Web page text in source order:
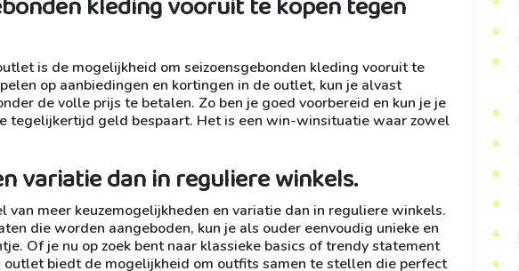
is de mogelijkheid om seizoensgebonden kleding vooruit te
op aanbiedingen en kortingen in de outlet, kun je alvast
de volle prijs te betalen. Zo ben je goed voorbereid en kun je je
tegelijkertijd geld bespaart. Het is een win-winsituatie waar zowel
variatie dan in reguliere winkels.
van meer keuzemogelijkheden en variatie dan in reguliere winkels.
die worden aangeboden, kun je als ouder eenvoudig unieke en
Of je nu op zoek bent naar klassieke basics of trendy statement
biedt de mogelijkheid om outfits samen te stellen die perfect